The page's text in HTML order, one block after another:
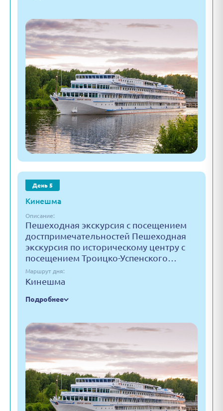
День 5
Кинешма
Описание:
Пешеходная экскурсия с посещением
достпримечательностей Пешеходная
экскурсия по историческому центру с
посещением Троицко-Успенского…
Маршрут дня:
Кинешма
Подробнее